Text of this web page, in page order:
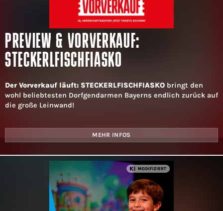
PREVIEW & VORVERKAUF:
STECKERLFISCHFIASKO
Der Vorverkauf läuft: STECKERLFISCHFIASKO bringt den
wohl beliebtesten Dorfgendarmen Bayerns endlich zurück auf
die große Leinwand!
MEHR INFOS